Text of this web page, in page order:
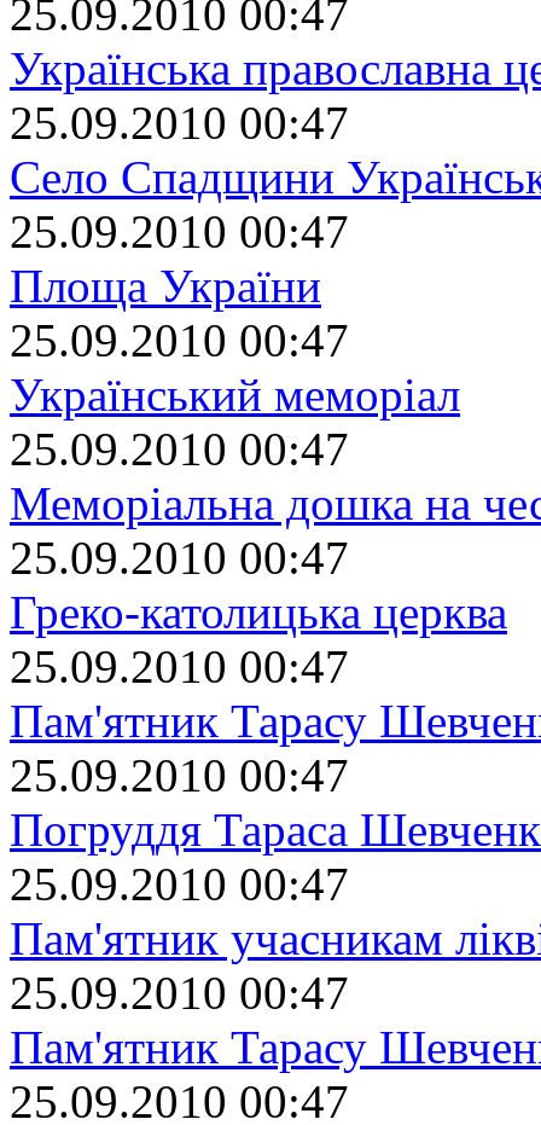
25.09.2010 00:47
Українська православна
25.09.2010 00:47
Село Спадщини
25.09.2010 00:47
Площа України
25.09.2010 00:47
Український меморіал
25.09.2010 00:47
Меморіальна дошка на
25.09.2010 00:47
Греко-католицька церква
25.09.2010 00:47
Пам'ятник Тарасу
25.09.2010 00:47
Погруддя Тараса
25.09.2010 00:47
Пам'ятник учасникам
25.09.2010 00:47
Пам'ятник Тарасу
25.09.2010 00:47